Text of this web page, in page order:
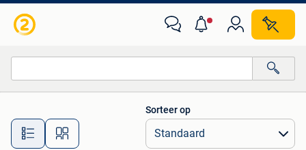
Alle afstanden…
Sorteer op